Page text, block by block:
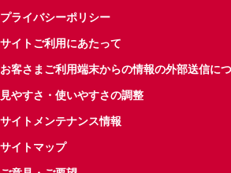
プライバシーポリシー
サイトご利用にあたって
お客さまご利用端末からの情報の外部送信に
見やすさ・使いやすさの調整
サイトメンテナンス情報
サイトマップ